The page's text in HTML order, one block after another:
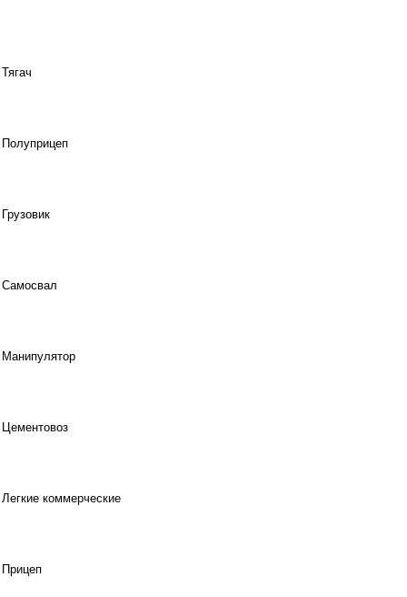
Тягач
Полуприцеп
Грузовик
Самосвал
Манипулятор
Цементовоз
Легкие коммерческие
Прицеп